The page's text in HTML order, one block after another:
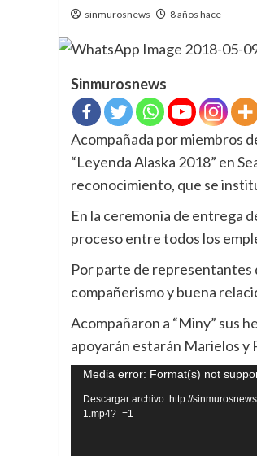
sinmurosnews 8 años hace
Sinmurosnews
Acompañada por miembros
“Leyenda Alaska 2018” en
reconocimiento, que se
En la ceremonia de entrega
proceso entre todos los
Por parte de representantes
compañerismo y buena
Acompañaron a “Miny” sus
apoyarán estarán Marielos y
Reproductor
de
vídeo
Media error: Format(s) not
Descargar archivo: http://
1.mp4?_=1